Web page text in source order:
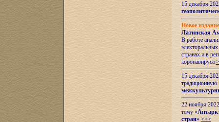
15 декабря
Новое
Латинская
В работе
странах и в
коронавируса
15 декабря
22 ноября
тему «
стран» >>>